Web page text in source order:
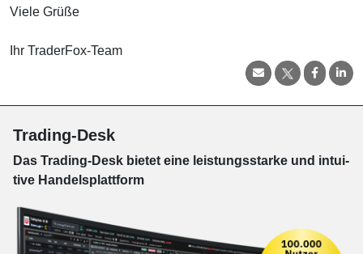
Viele Grüße
Ihr TraderFox-Team
Trading-Desk
Das Trading-Desk bie­tet eine leis­tungs­star­ke und in­tui­
tive Han­dels­platt­form